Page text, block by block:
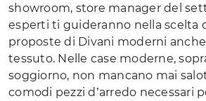
showroom, store manager del
esperti ti guideranno nella scelta
proposte di Divani moderni
tessuto. Nelle case moderne,
soggiorno, non mancano mai
comodi pezzi d’arredo necessari